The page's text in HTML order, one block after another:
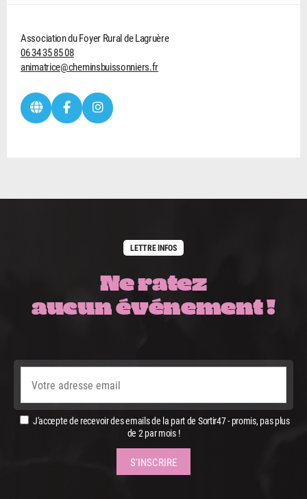
Association du Foyer Rural de Lagruère
06 34 35 85 08
animatrice@cheminsbuissonniers.fr
LETTRE INFOS
Ne ratez
aucun événement !
J'accepte de recevoir des emails de la part de Sortir47 - promis, pas plus
de 2 par mois !